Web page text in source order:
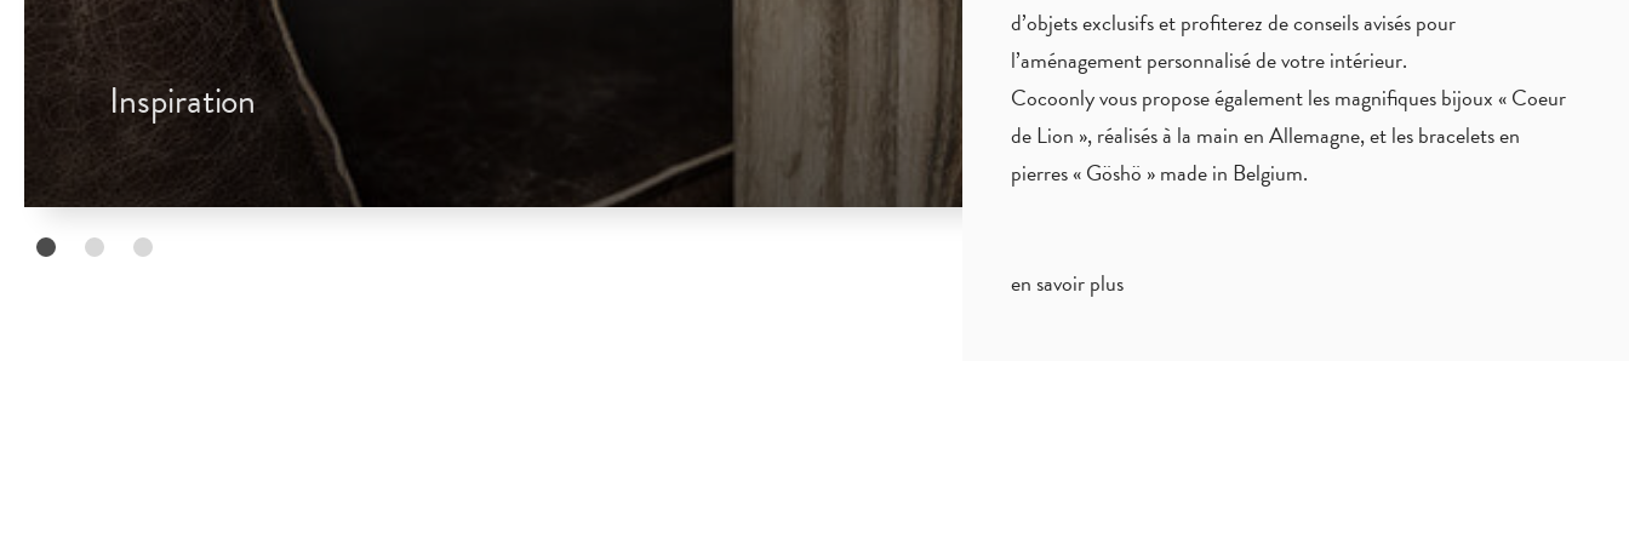
Inspiration
d’objets exclusifset profiterez deconseils aviséspour
l’aménagement personnalisé de votre intérieur.
Cocoonly vous propose également les magnifiques bijoux « Coeur
de Lion », réalisés à la main en Allemagne, et les bracelets en
pierres « Göshö » made in Belgium.
en savoir plus